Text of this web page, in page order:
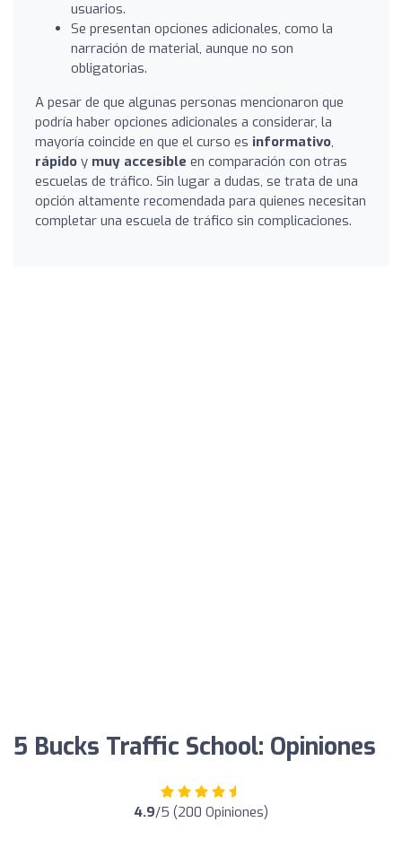
usuarios.
Se presentan opciones adicionales, como la
narración de material, aunque no son
obligatorias.
A pesar de que algunas personas mencionaron que
podría haber opciones adicionales a considerar, la
mayoría coincide en que el curso es informativo,
rápido y muy accesible en comparación con otras
escuelas de tráfico. Sin lugar a dudas, se trata de una
opción altamente recomendada para quienes necesitan
completar una escuela de tráfico sin complicaciones.
5 Bucks Traffic School: Opiniones
4.9/5 (200 Opiniones)